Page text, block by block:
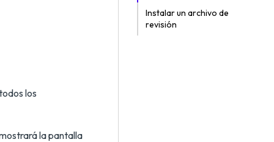
los
la pantalla
Instalar un archivo de
revisión